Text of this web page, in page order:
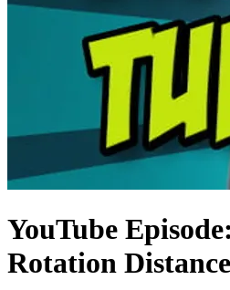
YouTube
Rotation